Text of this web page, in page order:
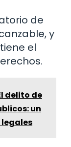
de
y
el
delito de
un